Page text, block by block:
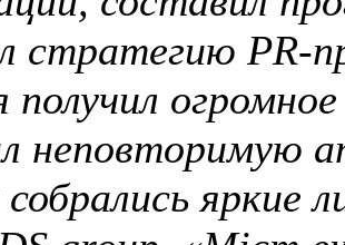
стратегию PR-
неповторимую
собрались яркие